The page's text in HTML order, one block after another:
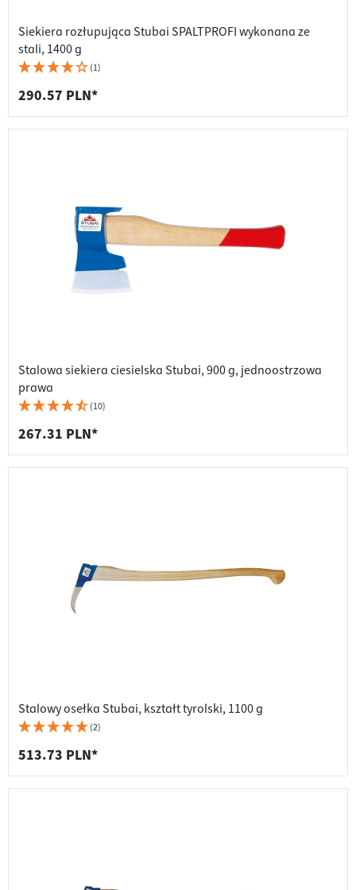
Siekiera rozłupująca Stubai SPALTPROFI wykonana ze
stali, 1400 g
(1)
290.57 PLN*
Stalowa siekiera ciesielska Stubai, 900 g, jednoostrzowa
prawa
(10)
267.31 PLN*
Stalowy osełka Stubai, kształt tyrolski, 1100 g
(2)
513.73 PLN*